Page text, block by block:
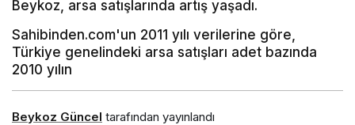
Beykoz, arsa satışlarında artış yaşadı.
Sahibinden.com'un 2011 yılı verilerine göre,
Türkiye genelindeki arsa satışları adet bazında
2010 yılın
Beykoz Güncel tarafından yayınlandı